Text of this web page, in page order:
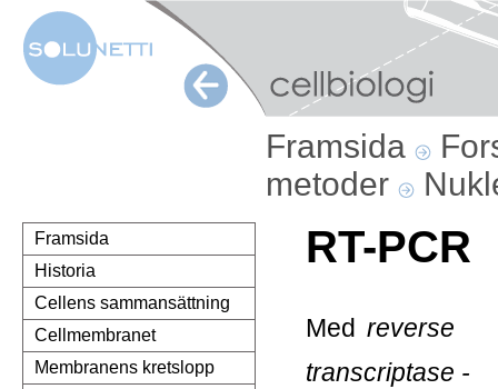
Framsida
metoder
Framsida
Historia
Cellens sammansättning
Cellmembranet
Membranens kretslopp
RT-PCR
Med reverse
transcriptase -